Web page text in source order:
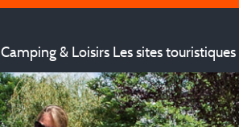
Camping & Loisirs Les sites touristiques